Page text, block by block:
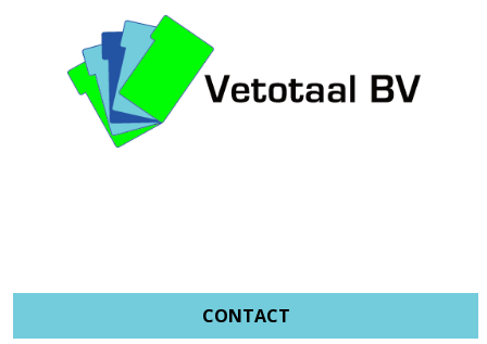
CONTACT